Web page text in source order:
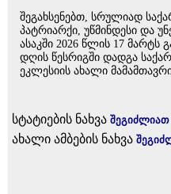
შეგახსენებთ, სრულიად
პატრიარქი, უწმინდესი და
ასაკში 2026 წლის 17 მარტს
დღის წესრიგში დადგა
ეკლესიის ახალი
სტატიების ნახვა შეგიძლიათ
ახალი ამბების ნახვა